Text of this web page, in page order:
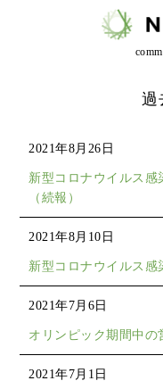
過
2021年8月26日
新型コロナウイルス感
（続報）
2021年8月10日
新型コロナウイルス感
2021年7月6日
オリンピック期間中の
2021年7月1日